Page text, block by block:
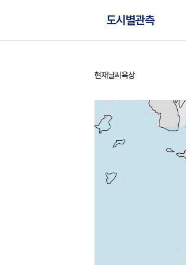
도시별관측
홈
현재날씨 육상